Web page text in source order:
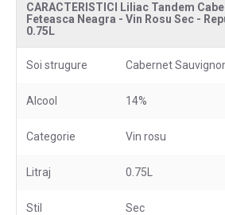
CARACTERISTICI Liliac Tandem
Feteasca Neagra - Vin Rosu Sec -
0.75L
Soi strugure Cabernet
Alcool 14%
Categorie Vin rosu
Litraj 0.75L
Stil Sec